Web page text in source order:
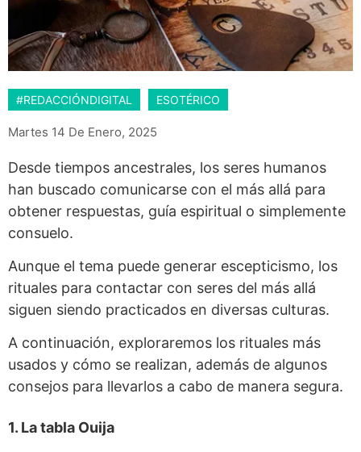
#REDACCIÓNDIGITAL ESOTÉRICO
Martes 14 De Enero, 2025
Desde tiempos ancestrales, los seres humanos
han buscado comunicarse con el más allá para
obtener respuestas, guía espiritual o simplemente
consuelo.
Aunque el tema puede generar escepticismo, los
rituales para contactar con seres del más allá
siguen siendo practicados en diversas culturas.
A continuación, exploraremos los rituales más
usados y cómo se realizan, además de algunos
consejos para llevarlos a cabo de manera segura.
1. La tabla Ouija